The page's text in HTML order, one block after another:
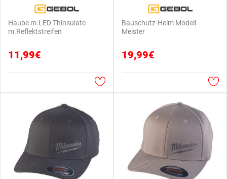
Haube m.LED Thinsulate
m.Reflektstreifen
11,99€
Bauschutz-Helm Modell
Meister
19,99€